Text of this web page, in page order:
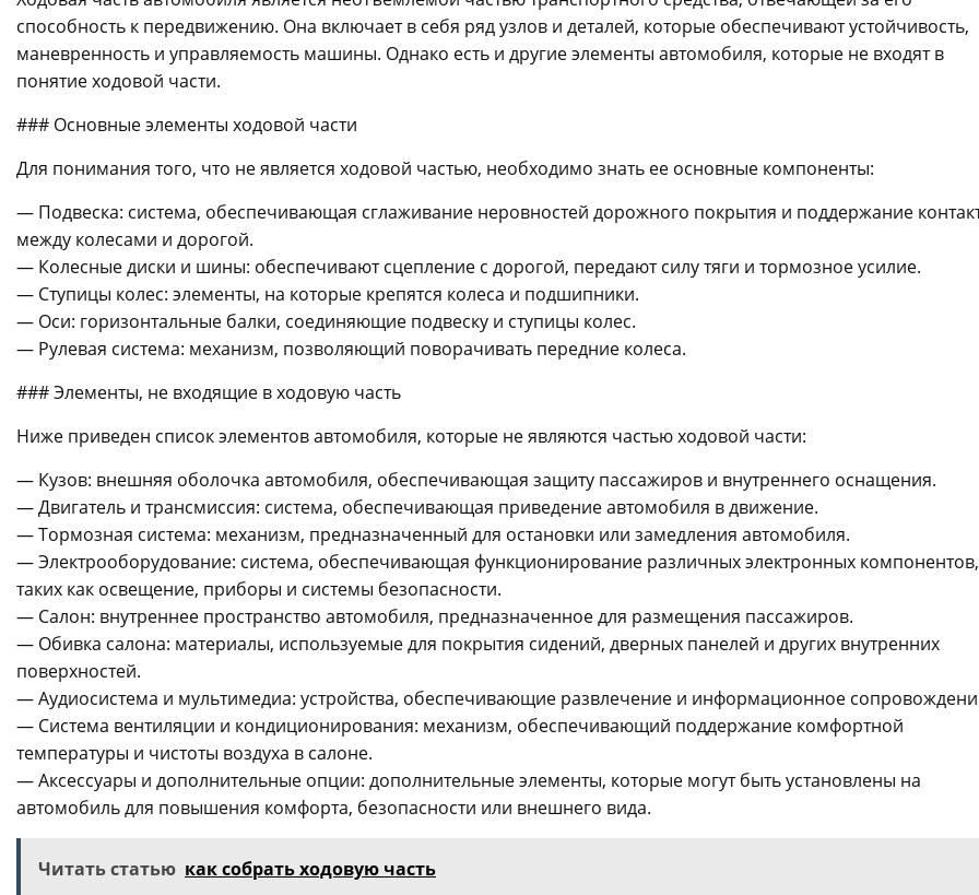
способность к передвижению. Она включает в себя ряд узлов и деталей, которые обеспечивают устойчивость,
маневренность и управляемость машины. Однако есть и другие элементы автомобиля, которые не входят в
понятие ходовой части.
### Основные элементы ходовой части
Для понимания того, что не является ходовой частью, необходимо знать ее основные компоненты:
— Подвеска: система, обеспечивающая сглаживание неровностей дорожного покрытия и поддержание
между колесами и дорогой.
— Колесные диски и шины: обеспечивают сцепление с дорогой, передают силу тяги и тормозное усилие.
— Ступицы колес: элементы, на которые крепятся колеса и подшипники.
— Оси: горизонтальные балки, соединяющие подвеску и ступицы колес.
— Рулевая система: механизм, позволяющий поворачивать передние колеса.
### Элементы, не входящие в ходовую часть
Ниже приведен список элементов автомобиля, которые не являются частью ходовой части:
— Кузов: внешняя оболочка автомобиля, обеспечивающая защиту пассажиров и внутреннего оснащения.
— Двигатель и трансмиссия: система, обеспечивающая приведение автомобиля в движение.
— Тормозная система: механизм, предназначенный для остановки или замедления автомобиля.
— Электрооборудование: система, обеспечивающая функционирование различных электронных компонентов,
таких как освещение, приборы и системы безопасности.
— Салон: внутреннее пространство автомобиля, предназначенное для размещения пассажиров.
— Обивка салона: материалы, используемые для покрытия сидений, дверных панелей и других внутренних
поверхностей.
— Аудиосистема и мультимедиа: устройства, обеспечивающие развлечение и информационное
— Система вентиляции и кондиционирования: механизм, обеспечивающий поддержание комфортной
температуры и чистоты воздуха в салоне.
— Аксессуары и дополнительные опции: дополнительные элементы, которые могут быть установлены на
автомобиль для повышения комфорта, безопасности или внешнего вида.
Читать статью как собрать ходовую часть